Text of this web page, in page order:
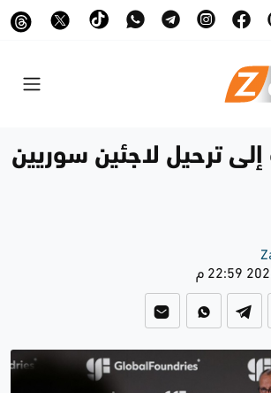
إلى ترحيل لاجئين سوريين
م